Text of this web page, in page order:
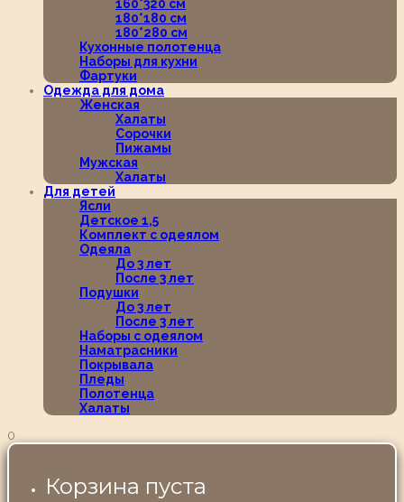
160*320 см
180*180 см
180*280 см
Кухонные полотенца
Наборы для кухни
Фартуки
Одежда для дома
Женская
Халаты
Сорочки
Пижамы
Мужская
Халаты
Для детей
Ясли
Детское 1,5
Комплект с одеялом
Одеяла
До 3 лет
После 3 лет
Подушки
До 3 лет
После 3 лет
Наборы с одеялом
Наматрасники
Покрывала
Пледы
Полотенца
Халаты
0
Корзина пуста